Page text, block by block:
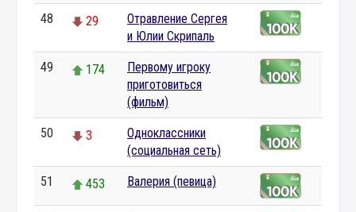
48 29
Отравление Сергея
и Юлии Скрипаль
49 174
Первому игроку
приготовиться
(фильм)
50 3
Одноклассники
(социальная сеть)
51 453 Валерия (певица)